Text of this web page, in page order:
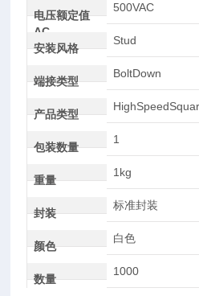
电压额定值
AC
500VAC
安装风格
Stud
端接类型
BoltDown
产品类型
包装数量
1
重量
1kg
封装
标准封装
颜色
白色
数量
1000